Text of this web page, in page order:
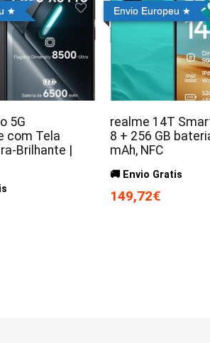
5G
com Tela
Brilhante |
Envio Europeu
realme 14T
8 + 256 GB
mAh, NFC
🚚 Envio Gratis
149,72€